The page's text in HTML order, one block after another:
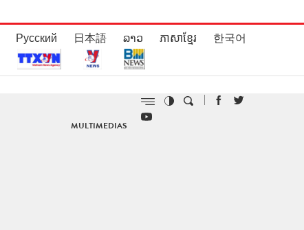
Русский 日本語 ລາວ ភាសាខ្មែរ 한국어
MULTIMEDIAS